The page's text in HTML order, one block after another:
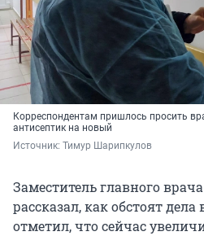
Корреспондентам пришлось просить
антисептик на новый
Источник: Тимур Шарипкулов
Заместитель главного
рассказал, как обстоят
отметил, что сейчас